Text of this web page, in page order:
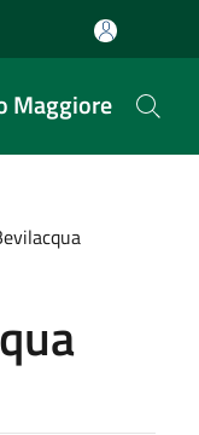
Maggiore